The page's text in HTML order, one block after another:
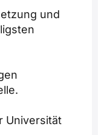
und
Universität